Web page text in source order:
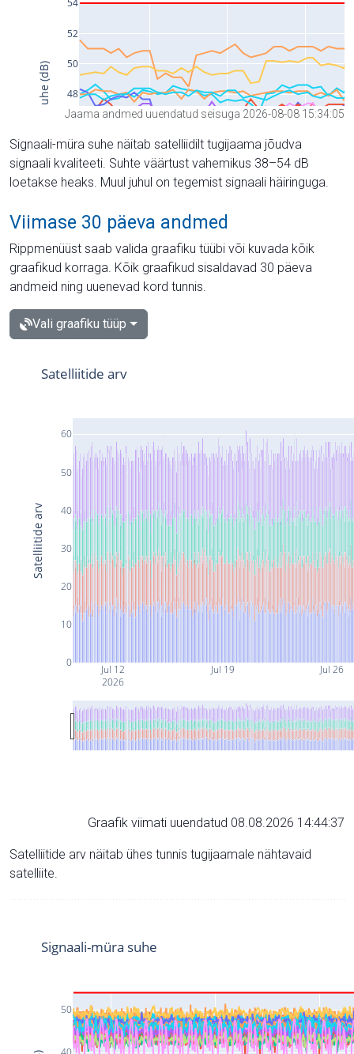
Jaama andmed uuendatud seisuga 2026-08-08 15:34:05
Signaali-müra suhe näitab satelliidilt tugijaama jõudva
signaali kvaliteeti. Suhte väärtust vahemikus 38–54 dB
loetakse heaks. Muul juhul on tegemist signaali häiringuga.
Viimase 30 päeva andmed
Rippmenüüst saab valida graafiku tüübi või kuvada kõik
graafikud korraga. Kõik graafikud sisaldavad 30 päeva
andmeid ning uuenevad kord tunnis.
Vali graafiku tüüp
Jul 12
2026
Jul 19 Jul 26
0
10
20
30
40
50
60
Satelliitide arv
Satelliitide arv
Graafik viimati uuendatud 08.08.2026 14:44:37
Satelliitide arv näitab ühes tunnis tugijaamale nähtavaid
satelliite.
50
Signaali-müra suhe